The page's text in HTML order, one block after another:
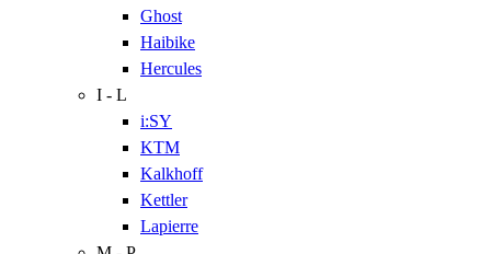
Ghost
Haibike
Hercules
I - L
i:SY
KTM
Kalkhoff
Kettler
Lapierre